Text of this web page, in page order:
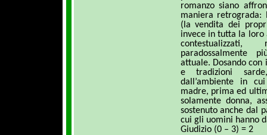
romanzo siano
maniera retrograda:
(la vendita dei
invece in tutta la
paradossalmente
attuale. Dosando
e tradizioni
dall’ambiente in
madre, prima ed
solamente donna,
sostenuto anche dal
cui gli uomini hanno
Giudizio (0 – 3) = 2